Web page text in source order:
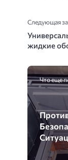
Следующая
жидкие
Что еще